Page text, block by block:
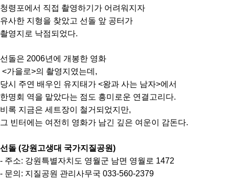
청령포에서 직접 촬영하기가 어려워지자
유사한 지형을 찾았고 선돌 앞 공터가
촬영지로 낙점되었다.
선돌은 2006년에 개봉한 영화
<가을로>의 촬영지였는데,
당시 주연 배우인 유지태가 <왕과 사는 남자>에서
한명회 역을 맡았다는 점도 흥미로운 연결고리다.
비록 지금은 세트장이 철거되었지만,
그 빈터에는 여전히 영화가 남긴 깊은 여운이 감돈다.
선돌 (강원고생대 국가지질공원)
- 주소: 강원특별자치도 영월군 남면 영월로 1472
- 문의: 지질공원 관리사무국 033-560-2379